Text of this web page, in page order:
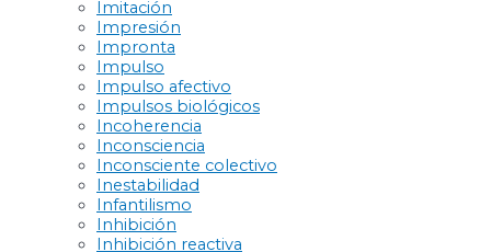
Imitación
Impresión
Impronta
Impulso
Impulso afectivo
Impulsos biológicos
Incoherencia
Inconsciencia
Inconsciente colectivo
Inestabilidad
Infantilismo
Inhibición
Inhibición reactiva